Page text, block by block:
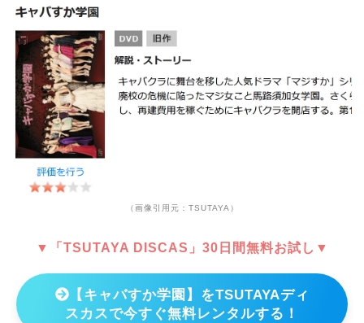
（画像引用元：TSUTAYA）
▼「TSUTAYA DISCAS」30日間無料お試し▼
【キャバすか学園】をTSUTAYAディ
スカスで今すぐ無料レンタルする！